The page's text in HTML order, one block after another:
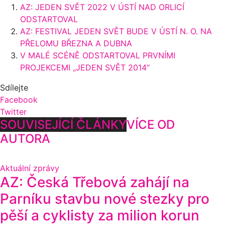
AZ: JEDEN SVĚT 2022 V ÚSTÍ NAD ORLICÍ
ODSTARTOVAL
AZ: FESTIVAL JEDEN SVĚT BUDE V ÚSTÍ N. O. NA
PŘELOMU BŘEZNA A DUBNA
V MALÉ SCÉNĚ ODSTARTOVAL PRVNÍMI
PROJEKCEMI „JEDEN SVĚT 2014“
Sdílejte
Facebook
Twitter
SOUVISEJÍCÍ ČLÁNKYVÍCE OD
AUTORA
Aktuální zprávy
AZ: Česká Třebová zahájí na
Parníku stavbu nové stezky pro
pěší a cyklisty za milion korun